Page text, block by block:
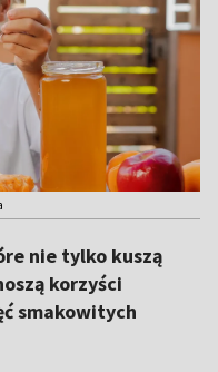
nie tylko kuszą
korzyści
smakowitych